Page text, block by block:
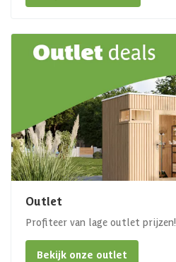
Outlet
Profiteer van lage outlet prijzen!
Bekijk onze outlet